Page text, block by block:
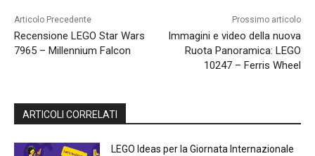
Articolo Precedente
Recensione LEGO Star Wars
7965 – Millennium Falcon
Prossimo articolo
Immagini e video della nuova
Ruota Panoramica: LEGO
10247 – Ferris Wheel
ARTICOLI CORRELATI
LEGO Ideas per la Giornata Internazionale